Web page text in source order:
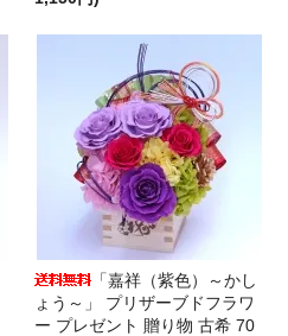
「嘉祥（紫色）～かし
ょう～」 プリザーブドフラワ
ー プレゼント 贈り物 古希 70